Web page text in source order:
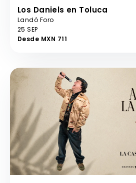
Los Daniels en Toluca
Landó Foro
25 SEP
Desde MXN 711